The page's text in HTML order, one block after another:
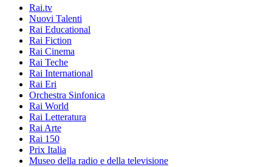
Rai.tv
Nuovi Talenti
Rai Educational
Rai Fiction
Rai Cinema
Rai Teche
Rai International
Rai Eri
Orchestra Sinfonica
Rai World
Rai Letteratura
Rai Arte
Rai 150
Prix Italia
Museo della radio e della televisione